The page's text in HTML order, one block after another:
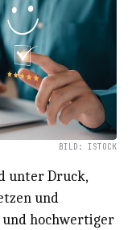
BILD: ISTOCK
unter Druck,
und
hochwertiger